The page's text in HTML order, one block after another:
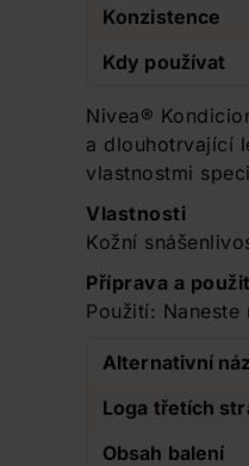
Konzistence
Kdy používat
Nivea®
a dlouhotrvající
vlastnostmi
Vlastnosti
Kožní
Příprava a
Použití:
Alternativní
Loga třetích
Obsah balení